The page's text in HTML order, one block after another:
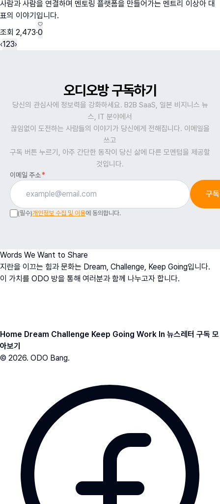
사람과 사람을 연결하며 멘토링 플랫폼을 만들어가는 멘트리 이상아 대
표의 이야기입니다.
조회 2,473·0
‹123›
오디오방 구독하기
당신의 관심사에 정보력을 강화하세요. B2B SaaS, 일본 비지니스 뉴
스, IT 분야에서
끊임없이 도전하는 사람들의 이야기가 당신에게 전해집니다. 이메일을
쓰고
구독 버튼 누르기, 아주 간단한 동작이 당신 삶에 다른 모멘텀을 제공할
것입니다.
이메일 주소*
구
(필수)개인정보 수집 및 이용에 동의합니다.
Words We Want to Share
지란을 이끄는 힘과 문화는 Dream, Challenge, Keep Going입니다.
이 가치를 ODO 방을 통해 여러분과 함께 나누고자 합니다.
Home Dream Challenge Keep Going Work In 뉴스레터 구독 모
아보기
© 2026. ODO Bang.